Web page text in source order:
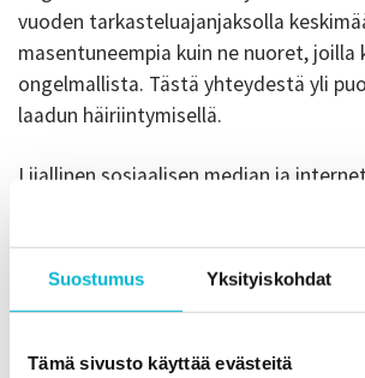
Suostumus Yksityiskohdat
Tämä sivusto käyttää evästeitä
vuoden tarkasteluajanjaksolla
masentuneempia kuin ne nuoret,
ongelmallista. Tästä yhteydestä yli
laadun häiriintymisellä.
Liiallinen sosiaalisen median ja
liittyä korkeampaan itsemurhariskiin.
systemaattisessa
yhdeksän laajaan otokseen
Eräässä tutkimuksessa, joka keskittyi